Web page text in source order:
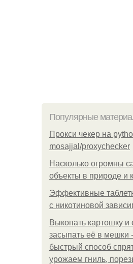
Популярные
Прокси чекер на
mosajjal/proxychecker
Насколько огромны
объекты в природе и
Эффективные
с никотиновой
Выкопать картошку и
засыпать её в мешки
быстрый способ
урожаем гниль,